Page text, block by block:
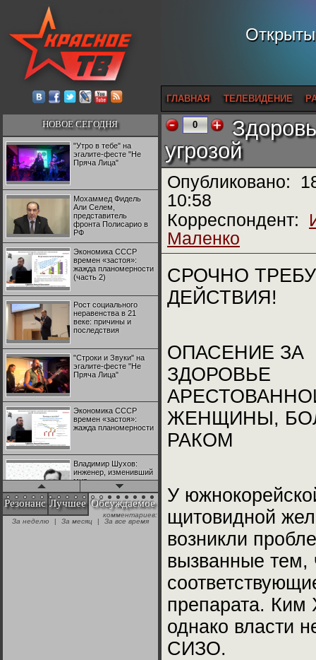
ГЛАВНАЯ ТЕЛЕВИДЕНИЕ
НОВОЕ СЕГОДНЯ
"Утро в тебе" на
эгалите-фесте "Не
Пряча Лица"
Мохаммед Фидель
Али Селем,
представитель
фронта Полисарио в
РФ
Экономика СССР
времен «застоя»:
жажда планомерности
(часть 2)
Рост социального
неравенства в 21
веке: причины и
последствия
"Строки и Звуки" на
эгалите-фесте "Не
Пряча Лица"
Экономика СССР
времен «застоя»:
жажда планомерности
Владимир Шухов:
инженер, изменивший
мир
"Аркадий Коц" на
эгалите-фесте "Не
Резонанс Лучшее Обсуждаемое
комментариев:
За неделю
| За месяц | За все время
0
угрозой
Опубликовано:
10:58
Корреспондент:
Маленко
СРОЧНО
ДЕЙСТВИЯ!
ОПАСЕНИЕ ЗА
ЗДОРОВЬЕ
ЖЕНЩИНЫ,
РАКОМ
У
щитовидной
возникли
вызванные тем,
препарата. Ким
однако власти
СИЗО.